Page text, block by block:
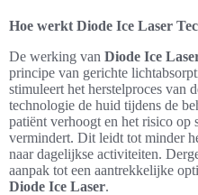
Hoe werkt Diode Ice Laser
De werking van Diode Ice
principe van gerichte
stimuleert het herstelproces van
technologie de huid tijdens de
patiënt verhoogt en het risico op
vermindert. Dit leidt tot minder
naar dagelijkse activiteiten.
aanpak tot een aantrekkelijke
Diode Ice Laser.